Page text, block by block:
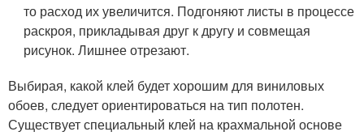
то расход их увеличится. Подгоняют листы в процессе
раскроя, прикладывая друг к другу и совмещая
рисунок. Лишнее отрезают.
Выбирая, какой клей будет хорошим для виниловых
обоев, следует ориентироваться на тип полотен.
Существует специальный клей на крахмальной основе